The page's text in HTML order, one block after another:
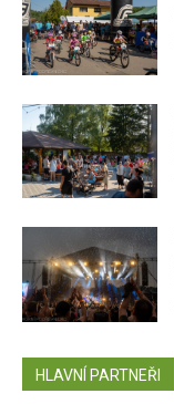
HLAVNÍ PARTNEŘI